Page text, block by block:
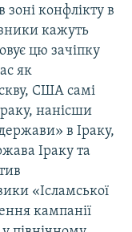
зоні конфлікту в
кажуть
цю зачіпку
як
США самі
нанісши
в Іраку,
Іраку та
«Ісламської
кампанії